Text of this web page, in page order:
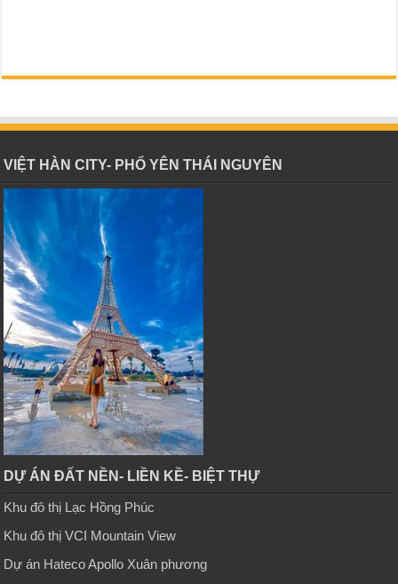
VIỆT HÀN CITY- PHỔ YÊN THÁI NGUYÊN
DỰ ÁN ĐẤT NỀN- LIỀN KỀ- BIỆT THỰ
Khu đô thị Lạc Hồng Phúc
Khu đô thị VCI Mountain View
Dự án Hateco Apollo Xuân phương